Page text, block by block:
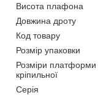
Висота плафона
Довжина дроту
Код товару
Розмір упаковки
Розміри платформи
кріпильної
Серія